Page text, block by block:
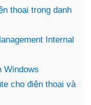
thoại trong danh
Internal
Windows
cho điện thoại và